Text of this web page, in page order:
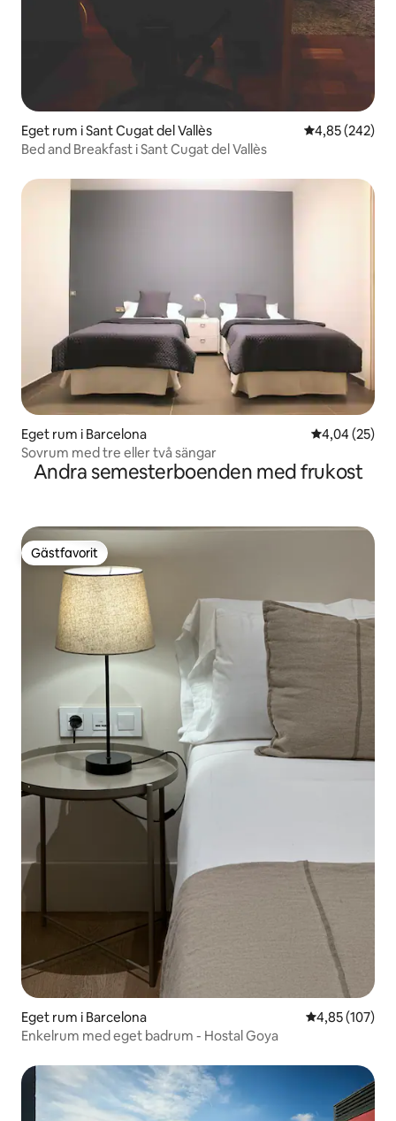
Eget rum i Sant Cugat del Vallès 4,85 av 5 i
4,85 (242)
Bed and Breakfast i Sant Cugat del Vallès
Eget rum i Barcelona 4,04 av 5 i
4,04 (25)
Sovrum med tre eller två sängar
Andra semesterboenden med frukost
Gästfavorit
Gästfavorit
Eget rum i Barcelona 4,85 av 5 i
4,85 (107)
Enkelrum med eget badrum - Hostal Goya